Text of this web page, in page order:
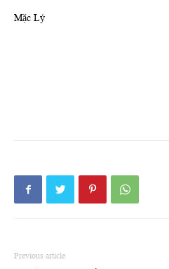
Mặc Lý
Previous article